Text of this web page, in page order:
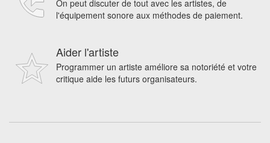
On peut discuter de tout avec les artistes, de
l'équipement sonore aux méthodes de paiement.
Aider l'artiste
Programmer un artiste améliore sa notoriété et votre
critique aide les futurs organisateurs.